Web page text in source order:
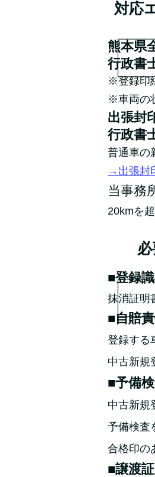
対応
熊本県
行政書
※登録印
※車両の
出張封
行政書
普通車の
→出張封
当事務
20kmを
■登録
抹消証明
■自賠
登録する
中古新規
■予備
中古新規
予備検査
合格印の
■譲渡